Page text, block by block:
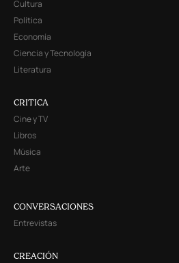
Cultura
Política
Economía
Ciencia y Tecnología
Literatura
CRITICA
Cine y TV
Libros
Música
Arte
CONVERSACIONES
Entrevistas
CREACIÓN